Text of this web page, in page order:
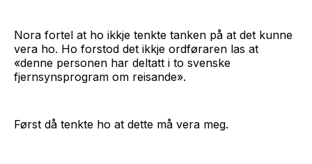
Nora fortel at ho ikkje tenkte tanken på at det kunne
vera ho. Ho forstod det ikkje ordføraren las at
«denne personen har deltatt i to svenske
fjernsynsprogram om reisande».
Først då tenkte ho at dette må vera meg.